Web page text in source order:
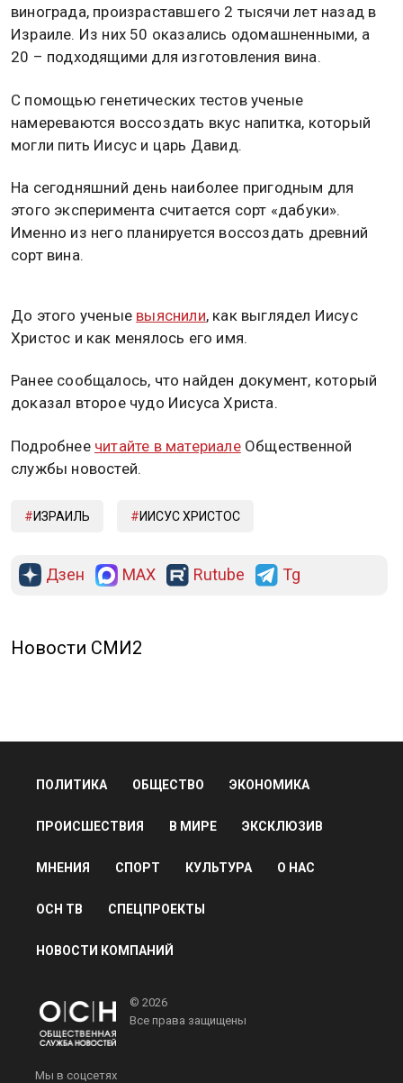
винограда, произраставшего 2 тысячи лет назад в
Израиле. Из них 50 оказались одомашненными, а
20 – подходящими для изготовления вина.
С помощью генетических тестов ученые
намереваются воссоздать вкус напитка, который
могли пить Иисус и царь Давид.
На сегодняшний день наиболее пригодным для
этого эксперимента считается сорт «дабуки».
Именно из него планируется воссоздать древний
сорт вина.
До этого ученые выяснили, как выглядел Иисус
Христос и как менялось его имя.
Ранее сообщалось, что найден документ, который
доказал второе чудо Иисуса Христа.
Подробнее читайте в материалеОбщественной
службы новостей.
ИЗРАИЛЬ ИИСУС ХРИСТОС
Дзен MAX Rutube Tg
Новости СМИ2
ПОЛИТИКА ОБЩЕСТВО ЭКОНОМИКА
ПРОИСШЕСТВИЯ В МИРЕ ЭКСКЛЮЗИВ
МНЕНИЯ СПОРТ КУЛЬТУРА О НАС
ОСН ТВ СПЕЦПРОЕКТЫ
НОВОСТИ КОМПАНИЙ
© 2026
Все права защищены
Мы в соцсетях